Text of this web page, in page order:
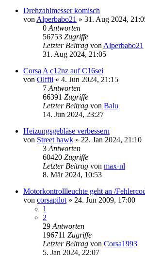
Drehzahlmesser komisch
von Alperbabo21 » 31. Aug 2024,
0 Antworten
56753 Zugriffe
Letzter Beitrag von Alperbabo21
31. Aug 2024, 21:05
Corsa A c12nz auf C16sei
von Olffii » 4. Jun 2024, 21:15
7 Antworten
66391 Zugriffe
Letzter Beitrag von Balu
14. Jun 2024, 23:27
Heizungsgebläse verbessern
von Street hawk » 22. Jan 2024, 21:10
3 Antworten
60420 Zugriffe
Letzter Beitrag von max-nl
8. Mär 2024, 10:53
Motorkontrollleuchte geht an /
von corsapilot » 24. Jun 2009, 17:00
1
2
29 Antworten
196711 Zugriffe
Letzter Beitrag von Corsa1993
5. Jan 2024, 22:07